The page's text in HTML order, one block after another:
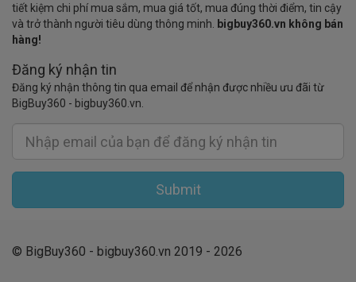
tiết kiệm chi phí mua sắm, mua giá tốt, mua đúng thời điểm, tin cậy
và trở thành người tiêu dùng thông minh.
bigbuy360.vn không bán
hàng!
Đăng ký nhận tin
Đăng ký nhận thông tin qua email để nhận được nhiều ưu đãi từ
BigBuy360 - bigbuy360.vn.
Submit
© BigBuy360 - bigbuy360.vn 2019 - 2026